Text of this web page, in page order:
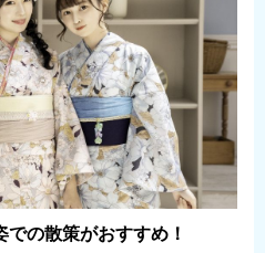
の散策がおすすめ！